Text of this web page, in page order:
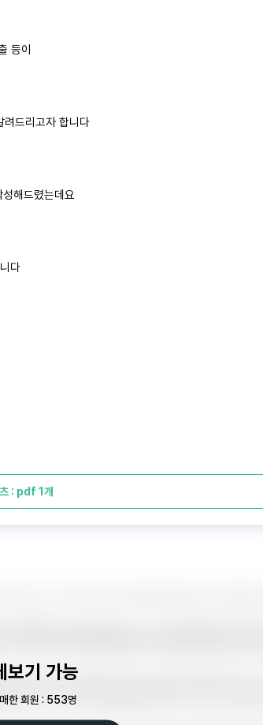
등이
려드리고자 합니다
해드렸는데요
다
: pdf 1개
보기 가능
한 회원 : 553명